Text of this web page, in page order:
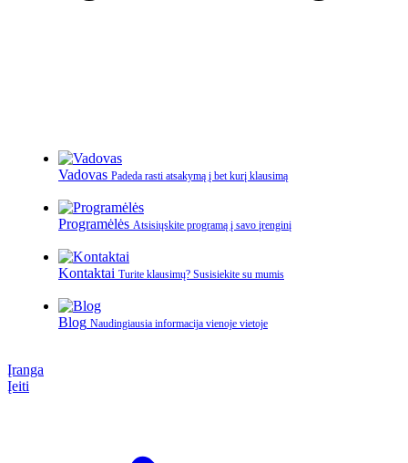
Vadovas Padeda rasti atsakymą į bet kurį klausimą
Programėlės Atsisiųskite programą į savo įrenginį
Kontaktai Turite klausimų? Susisiekite su mumis
Blog Naudingiausia informacija vienoje vietoje
Įranga
Įeiti